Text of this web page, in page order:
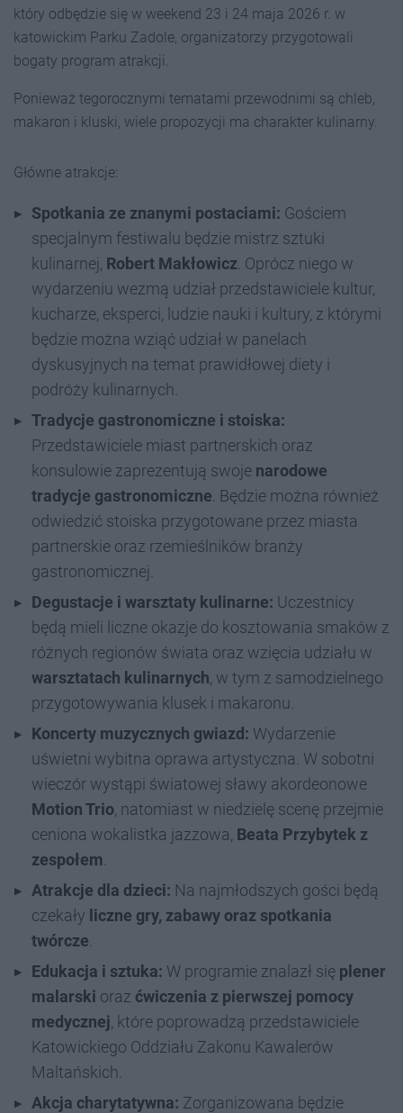
który odbędzie się w weekend 23 i 24 maja 2026 r. w
katowickim Parku Zadole, organizatorzy przygotowali
bogaty program atrakcji.
Ponieważ tegorocznymi tematami przewodnimi są chleb,
makaron i kluski, wiele propozycji ma charakter kulinarny.
Główne atrakcje:
Spotkania ze znanymi postaciami: Gościem
specjalnym festiwalu będzie mistrz sztuki
kulinarnej, Robert Makłowicz . Oprócz niego w
wydarzeniu wezmą udział przedstawiciele kultur,
kucharze, eksperci, ludzie nauki i kultury, z którymi
będzie można wziąć udział w panelach
dyskusyjnych na temat prawidłowej diety i
podróży kulinarnych.
Tradycje gastronomiczne i stoiska:
Przedstawiciele miast partnerskich oraz
konsulowie zaprezentują swoje narodowe
tradycje gastronomiczne . Będzie można również
odwiedzić stoiska przygotowane przez miasta
partnerskie oraz rzemieślników branży
gastronomicznej.
Degustacje i warsztaty kulinarne: Uczestnicy
będą mieli liczne okazje do kosztowania smaków z
różnych regionów świata oraz wzięcia udziału w
warsztatach kulinarnych , w tym z samodzielnego
przygotowywania klusek i makaronu.
Koncerty muzycznych gwiazd: Wydarzenie
uświetni wybitna oprawa artystyczna. W sobotni
wieczór wystąpi światowej sławy akordeonowe
Motion Trio , natomiast w niedzielę scenę przejmie
ceniona wokalistka jazzowa, Beata Przybytek z
zespołem
Atrakcje dla dzieci: Na najmłodszych gości będą
czekały liczne gry, zabawy oraz spotkania
twórcze
Edukacja i sztuka: W programie znalazł się plener
malarski oraz ćwiczenia z pierwszej pomocy
medycznej , które poprowadzą przedstawiciele
Katowickiego Oddziału Zakonu Kawalerów
Maltańskich.
Akcja charytatywna: Zorganizowana będzie